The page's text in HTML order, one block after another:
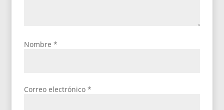
Nombre*
Correo electrónico*